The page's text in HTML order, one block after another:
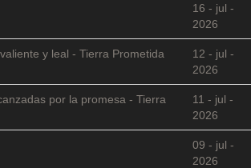
16 - jul -
2026
y leal - Tierra Prometida
12 - jul -
2026
por la promesa - Tierra
11 - jul -
2026
09 - jul -
2026